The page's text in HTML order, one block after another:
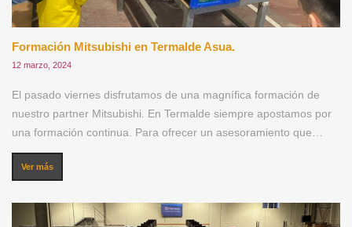
Formación Mitsubishi en Termalde Asua.
12 marzo, 2024
El pasado viernes disfrutamos de una magnífica formación de
nuestro partner Mitsubishi. En Termalde siempre apostamos por
una formación continua. Para ofrecer un asesoramiento que…
Ver más